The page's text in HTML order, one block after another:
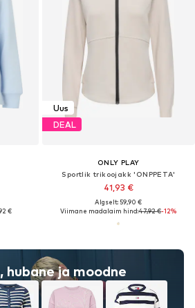
€
Uus
DEAL
ONLY PLAY
Sportlik trikoojakk 'ONPPETA'
41,93 €
Algselt: 59,90 €
Viimane madalaim hind:47,92 €-12%
hubane ja moodne